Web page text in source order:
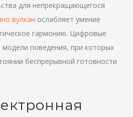
для непрекращающегося
вулкан ослабляет умение
гармонию. Цифровые
поведения, при которых
беспрерывной готовности